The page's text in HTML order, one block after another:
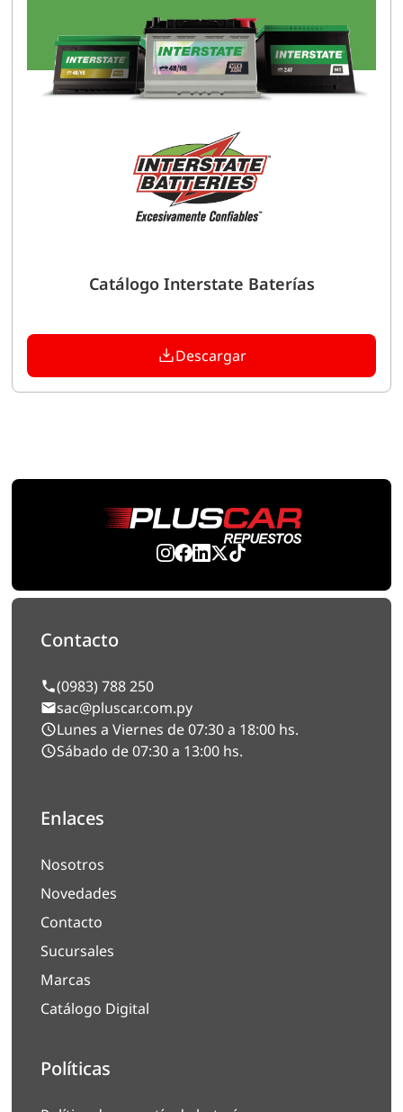
Catálogo Interstate Baterías
Descargar
Contacto
(0983) 788 250
sac@pluscar.com.py
Lunes a Viernes de 07:30 a 18:00 hs.
Sábado de 07:30 a 13:00 hs.
Enlaces
Nosotros
Novedades
Contacto
Sucursales
Marcas
Catálogo Digital
Políticas